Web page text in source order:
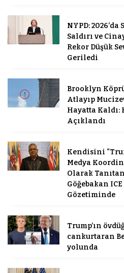
NYPD: 2026’da
Saldırı ve
Rekor Düşük
Geriledi
Brooklyn
Atlayıp
Hayatta
Açıklandı
Kendisini
Medya
Olarak
Göğebakan ICE
Gözetiminde
Trump’ın
cankurtaran
yolunda